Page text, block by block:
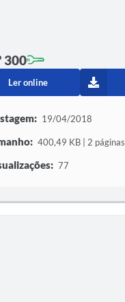
300
Ler online
19/04/2018
400,49 KB | 2 páginas
77